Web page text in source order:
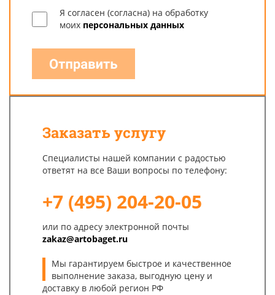
Я согласен (согласна) на обработку
моих персональных данных
заказать услугу
Специалисты нашей компании с радостью
ответят на все Ваши вопросы по телефону:
+7 (495) 204-20-05
или по адресу электронной почты
zakaz@artobaget.ru
Мы гарантируем быстрое и качественное
выполнение заказа, выгодную цену и
доставку в любой регион РФ